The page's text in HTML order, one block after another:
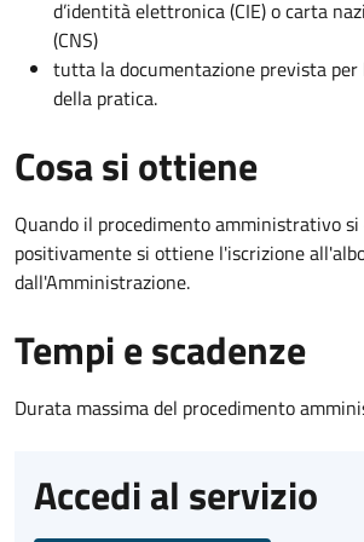
d’identità elettronica (CIE) o carta
(CNS)
tutta la documentazione prevista per
della pratica.
Cosa si ottiene
Quando il procedimento amministrativo si
positivamente si ottiene l'iscrizione
dall'Amministrazione.
Tempi e scadenze
Durata massima del procedimento
Accedi al servizio